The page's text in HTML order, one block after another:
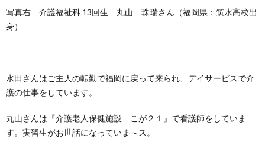
写真右 介護福祉科 13回生 丸山 珠瑞さん（福岡県：筑水高校出
身）
水田さんはご主人の転勤で福岡に戻って来られ、デイサービスで介
護の仕事をしています。
丸山さんは『介護老人保健施設 こが２１』で看護師をしていま
す。実習生がお世話になっていま～ス。